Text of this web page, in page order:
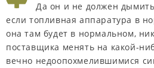
Да он и не должен
если топливная аппаратура в
она там будет в нормальном,
поставщика менять на какой-
вечно недоопохмелившимися